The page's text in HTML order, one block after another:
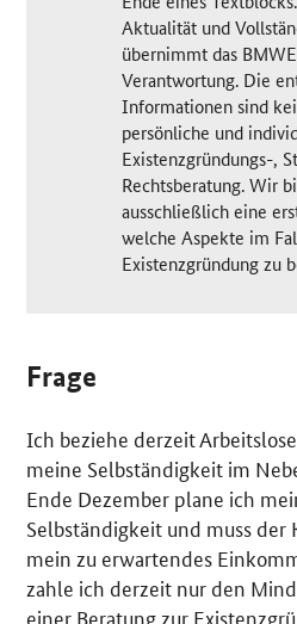
Aktualität und
übernimmt das
Verantwortung. Die
Informationen sind
persönliche und
Existenzgründungs-,
Rechtsberatung. Wir
ausschließlich eine
welche Aspekte im
Existenzgründung zu
Frage
Ich beziehe derzeit
meine Selbständigkeit im
Ende Dezember plane ich
Selbständigkeit und muss der
mein zu erwartendes
zahle ich derzeit nur den
einer Beratung zur